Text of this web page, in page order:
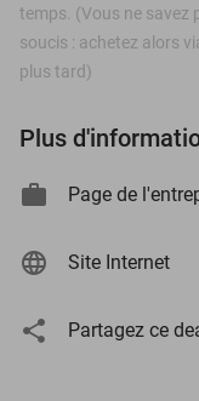
temps. (Vous ne savez
soucis : achetez alors
plus tard)
Plus
Page de
Site Internet
Partagez ce